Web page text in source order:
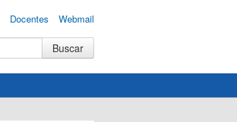
Docentes Webmail